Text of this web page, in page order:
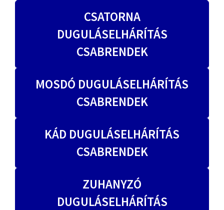
CSATORNA
DUGULÁSELHÁRÍTÁS
CSABRENDEK
MOSDÓ DUGULÁSELHÁRÍTÁS
CSABRENDEK
KÁD DUGULÁSELHÁRÍTÁS
CSABRENDEK
ZUHANYZÓ
DUGULÁSELHÁRÍTÁS